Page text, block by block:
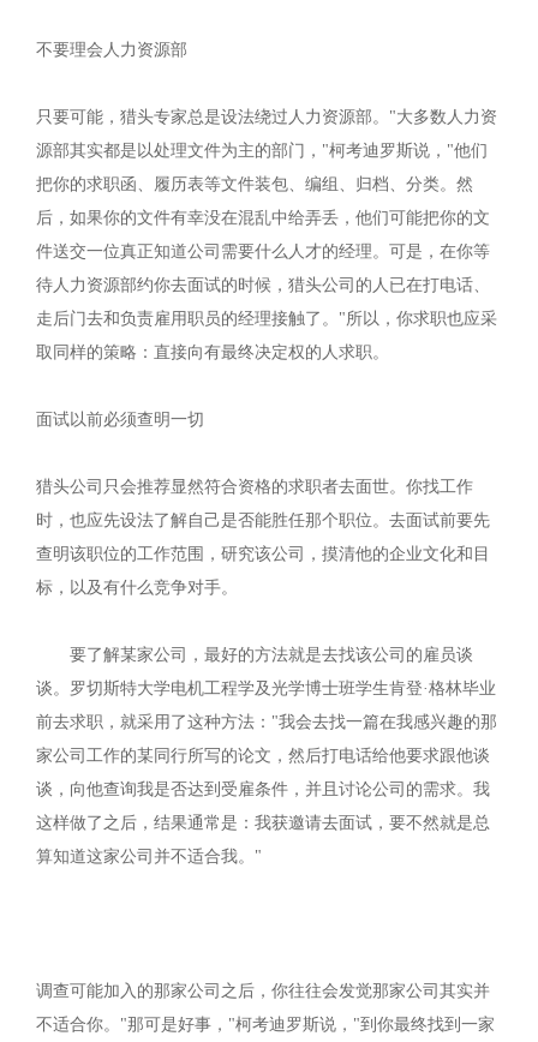
不要理会人力资源部
只要可能，猎头专家总是设法绕过人力资源部。"大多数人力资
源部其实都是以处理文件为主的部门，"柯考迪罗斯说，"他们
把你的求职函、履历表等文件装包、编组、归档、分类。然
后，如果你的文件有幸没在混乱中给弄丢，他们可能把你的文
件送交一位真正知道公司需要什么人才的经理。可是，在你等
待人力资源部约你去面试的时候，猎头公司的人已在打电话、
走后门去和负责雇用职员的经理接触了。"所以，你求职也应采
取同样的策略：直接向有最终决定权的人求职。
面试以前必须查明一切
猎头公司只会推荐显然符合资格的求职者去面世。你找工作
时，也应先设法了解自己是否能胜任那个职位。去面试前要先
查明该职位的工作范围，研究该公司，摸清他的企业文化和目
标，以及有什么竞争对手。
要了解某家公司，最好的方法就是去找该公司的雇员谈
谈。罗切斯特大学电机工程学及光学博士班学生肯登·格林毕业
前去求职，就采用了这种方法："我会去找一篇在我感兴趣的那
家公司工作的某同行所写的论文，然后打电话给他要求跟他谈
谈，向他查询我是否达到受雇条件，并且讨论公司的需求。我
这样做了之后，结果通常是：我获邀请去面试，要不然就是总
算知道这家公司并不适合我。"
调查可能加入的那家公司之后，你往往会发觉那家公司其实并
不适合你。"那可是好事，"柯考迪罗斯说，"到你最终找到一家